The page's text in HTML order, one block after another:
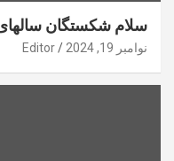
سلام شکستگان
نوامبر 19, 2024 Editor